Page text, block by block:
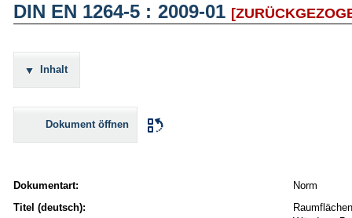
DIN EN 1264-5 : 2009-01
Inhalt
Dokument öffnen
Dokumentart:
Norm
Titel (deutsch):